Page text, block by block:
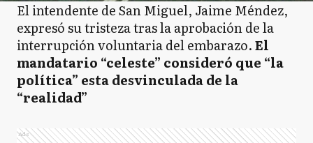
El intendente de San Miguel, Jaime Méndez,
expresó su tristeza tras la aprobación de la
interrupción voluntaria del embarazo.El
mandatario “celeste” consideró que “la
política” esta desvinculada de la
“realidad”
Ads